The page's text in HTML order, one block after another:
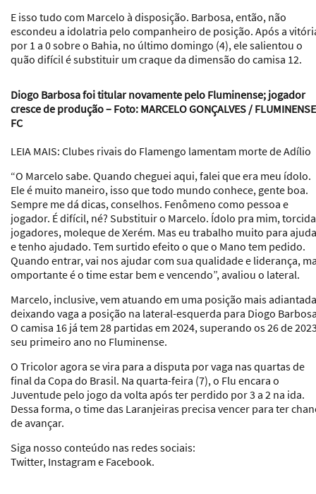
E isso tudo com Marcelo à disposição. Barbosa, então, não
escondeu a idolatria pelo companheiro de posição. Após a
por 1 a 0 sobre o Bahia, no último domingo (4), ele salientou o
quão difícil é substituir um craque da dimensão do camisa 12.
Diogo Barbosa foi titular novamente pelo Fluminense; jogador
cresce de produção – Foto: MARCELO GONÇALVES / FLUMINENSE
FC
LEIA MAIS: Clubes rivais do Flamengo lamentam morte de Adílio
“O Marcelo sabe. Quando cheguei aqui, falei que era meu ídolo.
Ele é muito maneiro, isso que todo mundo conhece, gente boa.
Sempre me dá dicas, conselhos. Fenômeno como pessoa e
jogador. É difícil, né? Substituir o Marcelo. Ídolo pra mim,
jogadores, moleque de Xerém. Mas eu trabalho muito para
e tenho ajudado. Tem surtido efeito o que o Mano tem pedido.
Quando entrar, vai nos ajudar com sua qualidade e liderança,
omportante é o time estar bem e vencendo”, avaliou o lateral.
Marcelo, inclusive, vem atuando em uma posição mais
deixando vaga a posição na lateral-esquerda para Diogo
O camisa 16 já tem 28 partidas em 2024, superando os 26 de
seu primeiro ano no Fluminense.
O Tricolor agora se vira para a disputa por vaga nas quartas de
final da Copa do Brasil. Na quarta-feira (7), o Flu encara o
Juventude pelo jogo da volta após ter perdido por 3 a 2 na ida.
Dessa forma, o time das Laranjeiras precisa vencer para ter
de avançar.
Siga nosso conteúdo nas redes sociais:
Twitter, Instagram e Facebook.